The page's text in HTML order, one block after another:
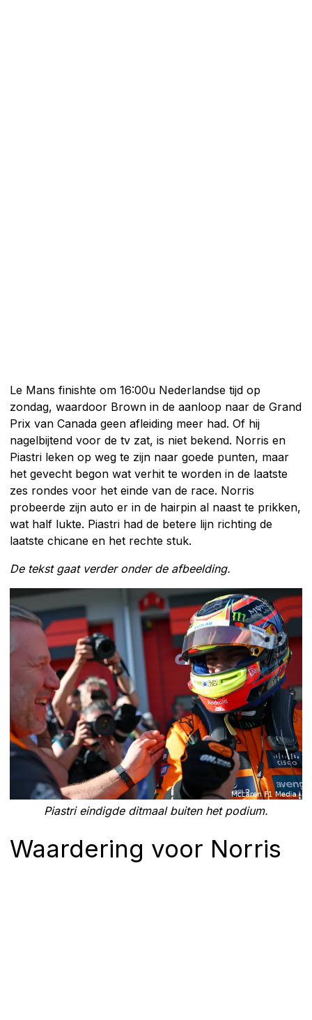
Le Mans finishte om 16:00u Nederlandse tijd op
zondag, waardoor Brown in de aanloop naar de Grand
Prix van Canada geen afleiding meer had. Of hij
nagelbijtend voor de tv zat, is niet bekend. Norris en
Piastri leken op weg te zijn naar goede punten, maar
het gevecht begon wat verhit te worden in de laatste
zes rondes voor het einde van de race. Norris
probeerde zijn auto er in de hairpin al naast te prikken,
wat half lukte. Piastri had de betere lijn richting de
laatste chicane en het rechte stuk.
De tekst gaat verder onder de afbeelding.
Piastri eindigde ditmaal buiten het podium.
Waardering voor Norris